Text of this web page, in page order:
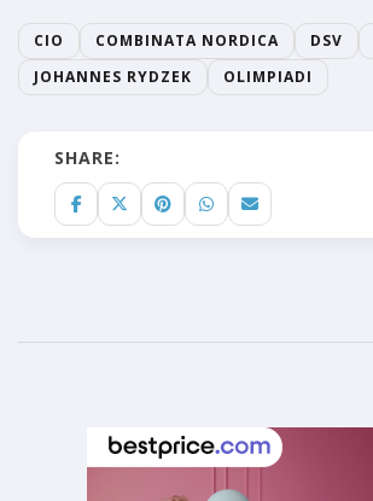
CIO COMBINATA NORDICA DSV
JOHANNES RYDZEK
OLIMPIADI
SHARE: